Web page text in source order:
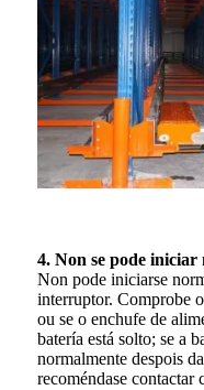
4. Non se pode iniciar
Non pode iniciarse
interruptor. Comprobe
ou se o enchufe de
batería está solto; se a
normalmente despois
recoméndase contactar